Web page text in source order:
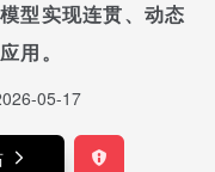
型实现连贯、动态
用。
05-17